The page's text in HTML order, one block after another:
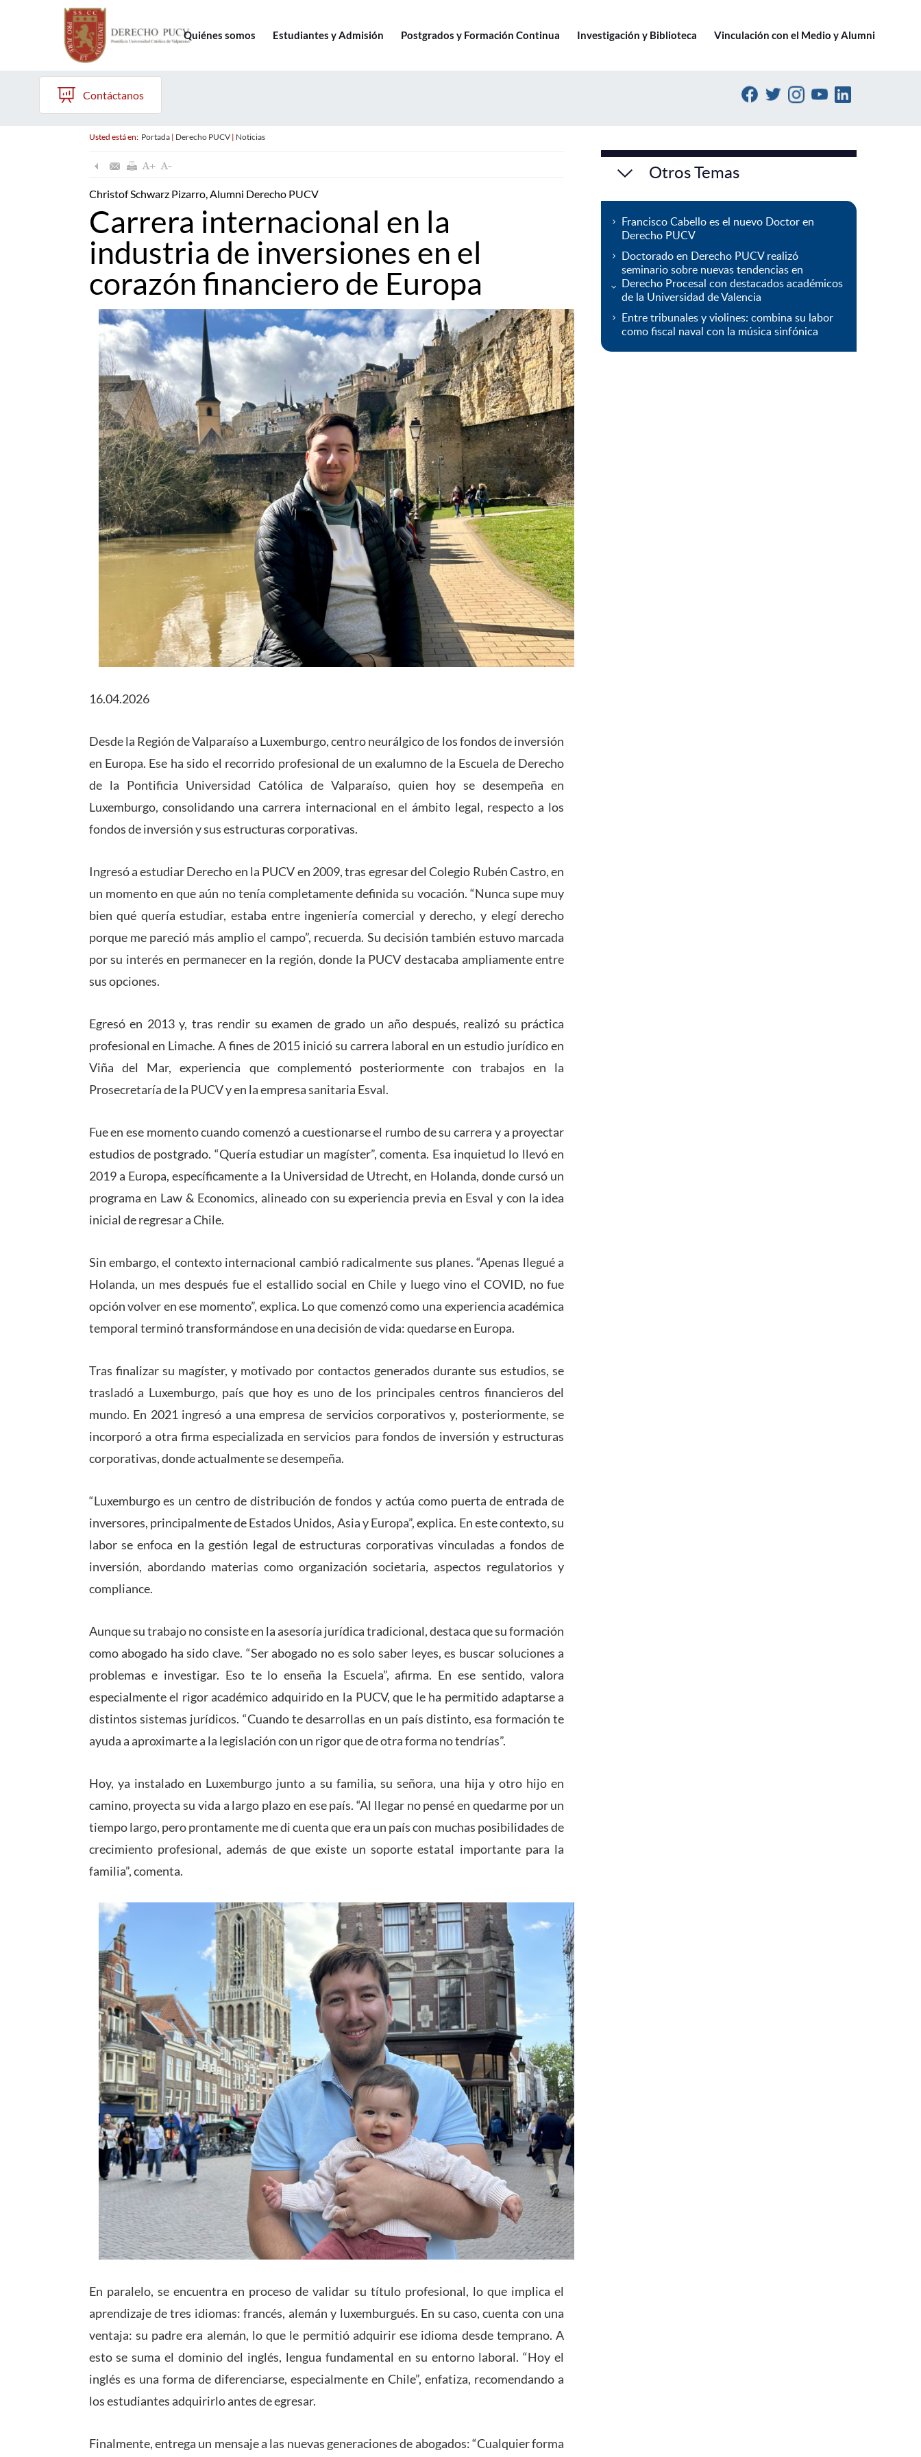
Quiénes somos Estudiantes y Admisión Postgrados y Formación Continua Investigación y Biblioteca Vinculación con el Medio y Alumni
Contáctanos
Usted está en: Portada| Derecho PUCV| Noticias
Christof Schwarz Pizarro, Alumni Derecho PUCV
Carrera internacional en la
industria de inversiones en el
corazón financiero de Europa
16.04.2026
Desde la Región de Valparaíso a Luxemburgo, centro neurálgico de los fondos de inversión
en Europa. Ese ha sido el recorrido profesional de un exalumno de la Escuela de Derecho
de la Pontificia Universidad Católica de Valparaíso, quien hoy se desempeña en
Luxemburgo, consolidando una carrera internacional en el ámbito legal, respecto a los
fondos de inversión y sus estructuras corporativas.
Ingresó a estudiar Derecho en la PUCV en 2009, tras egresar del Colegio Rubén Castro, en
un momento en que aún no tenía completamente definida su vocación. “Nunca supe muy
bien qué quería estudiar, estaba entre ingeniería comercial y derecho, y elegí derecho
porque me pareció más amplio el campo”, recuerda. Su decisión también estuvo marcada
por su interés en permanecer en la región, donde la PUCV destacaba ampliamente entre
sus opciones.
Egresó en 2013 y, tras rendir su examen de grado un año después, realizó su práctica
profesional en Limache. A fines de 2015 inició su carrera laboral en un estudio jurídico en
Viña del Mar, experiencia que complementó posteriormente con trabajos en la
Prosecretaría de la PUCV y en la empresa sanitaria Esval.
Fue en ese momento cuando comenzó a cuestionarse el rumbo de su carrera y a proyectar
estudios de postgrado. “Quería estudiar un magíster”, comenta. Esa inquietud lo llevó en
2019 a Europa, específicamente a la Universidad de Utrecht, en Holanda, donde cursó un
programa en Law & Economics, alineado con su experiencia previa en Esval y con la idea
inicial de regresar a Chile.
Sin embargo, el contexto internacional cambió radicalmente sus planes. “Apenas llegué a
Holanda, un mes después fue el estallido social en Chile y luego vino el COVID, no fue
opción volver en ese momento”, explica. Lo que comenzó como una experiencia académica
temporal terminó transformándose en una decisión de vida: quedarse en Europa.
Tras finalizar su magíster, y motivado por contactos generados durante sus estudios, se
trasladó a Luxemburgo, país que hoy es uno de los principales centros financieros del
mundo. En 2021 ingresó a una empresa de servicios corporativos y, posteriormente, se
incorporó a otra firma especializada en servicios para fondos de inversión y estructuras
corporativas, donde actualmente se desempeña.
“Luxemburgo es un centro de distribución de fondos y actúa como puerta de entrada de
inversores, principalmente de Estados Unidos, Asia y Europa”, explica. En este contexto, su
labor se enfoca en la gestión legal de estructuras corporativas vinculadas a fondos de
inversión, abordando materias como organización societaria, aspectos regulatorios y
compliance.
Aunque su trabajo no consiste en la asesoría jurídica tradicional, destaca que su formación
como abogado ha sido clave. “Ser abogado no es solo saber leyes, es buscar soluciones a
problemas e investigar. Eso te lo enseña la Escuela”, afirma. En ese sentido, valora
especialmente el rigor académico adquirido en la PUCV, que le ha permitido adaptarse a
distintos sistemas jurídicos. “Cuando te desarrollas en un país distinto, esa formación te
ayuda a aproximarte a la legislación con un rigor que de otra forma no tendrías”.
Hoy, ya instalado en Luxemburgo junto a su familia, su señora, una hija y otro hijo en
camino, proyecta su vida a largo plazo en ese país. “Al llegar no pensé en quedarme por un
tiempo largo, pero prontamente me di cuenta que era un país con muchas posibilidades de
crecimiento profesional, además de que existe un soporte estatal importante para la
familia”, comenta.
En paralelo, se encuentra en proceso de validar su título profesional, lo que implica el
aprendizaje de tres idiomas: francés, alemán y luxemburgués. En su caso, cuenta con una
ventaja: su padre era alemán, lo que le permitió adquirir ese idioma desde temprano. A
esto se suma el dominio del inglés, lengua fundamental en su entorno laboral. “Hoy el
inglés es una forma de diferenciarse, especialmente en Chile”, enfatiza, recomendando a
los estudiantes adquirirlo antes de egresar.
Finalmente, entrega un mensaje a las nuevas generaciones de abogados: “Cualquier forma
Otros Temas
Francisco Cabello es el nuevo Doctor en
Derecho PUCV
Doctorado en Derecho PUCV realizó
seminario sobre nuevas tendencias en
Derecho Procesal con destacados académicos
de la Universidad de Valencia
Entre tribunales y violines: combina su labor
como fiscal naval con la música sinfónica